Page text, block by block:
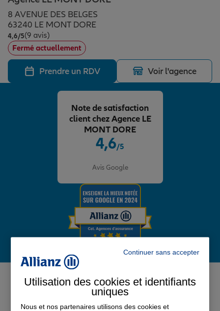
Assurance emprunteur
Prévoyance et dépendance
Assurance animal de compagnie
Protection de la famille
Protection juridique
Épargne & retraite
Plan épargne retraite
Assurance vie
Placements financiers
Investissements immobiliers
Transmission
Vos projets
Partir en vacances
Départ à la retraite
Préparer l’avenir
Conseil assurance
Assurance habitation
Le Pack Famille
Garantie des accidents de la vie
Assurance scolaire
Allianz en France
8 AVENUE DES BELGES
63240 LE MONT DORE
4,6/5Note de 4.6 sur 5
(9 avis)
Fermé actuellement
Prendre un RDV Voir l'agence
4,6/5
Avis Google
Note de satisfaction
client chez Agence LE
MONT DORE
Avis de l'agence Agence LE
MONT DORE0
Avis sur une période de 6 mois
Continuer sans accepter
Utilisation des cookies et identifiants
uniques
Nous et nos partenaires utilisons des cookies et